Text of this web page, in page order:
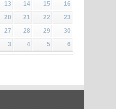
13 14 15
16
20 21 22
23
27 28 29
30
3 4 5 6